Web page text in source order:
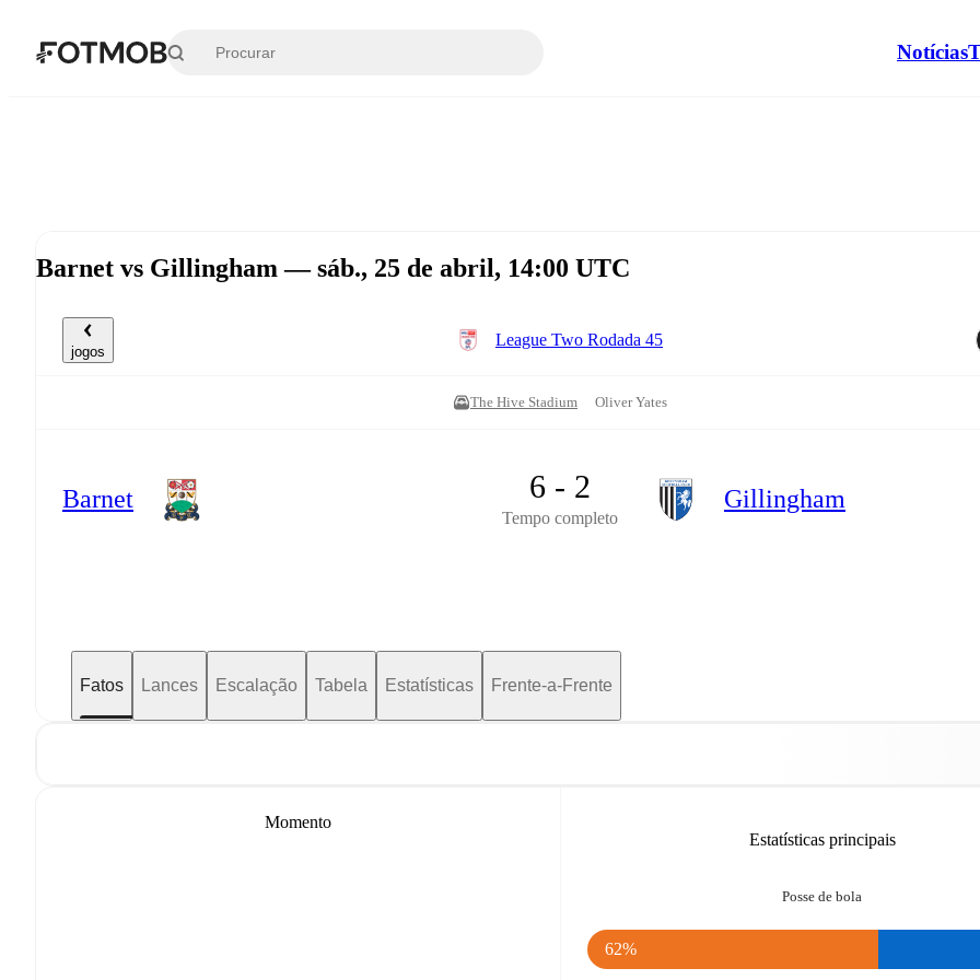
Notícias
Barnet vs Gillingham — sáb., 25 de abril, 14:00 UTC
jogos
League Two Rodada 45
The Hive Stadium Oliver Yates
Barnet 6 - 2
Tempo completo
Gillingham
Fatos Lances Escalação Tabela Estatísticas Frente-a-Frente
Momento
Estatísticas principais
Posse de bola
62%